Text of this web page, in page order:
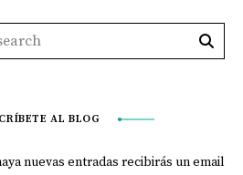
AL BLOG
nuevas entradas recibirás un email